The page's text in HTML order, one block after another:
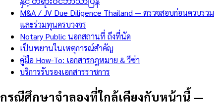
M&A / JV Due Diligence Thailand — ตรวจสอบก่อนควบรวม
และร่วมทุนครบวงจร
Notary Public นอกสถานที่ ถึงที่นัด
เป็นพยานในเหตุการณ์สำคัญ
คู่มือ How-To: เอกสารกฎหมาย & วีซ่า
บริการรับรองเอกสารราชการ
กรณีศึกษาจำลองที่ใกล้เคียงกับหน้านี้ —